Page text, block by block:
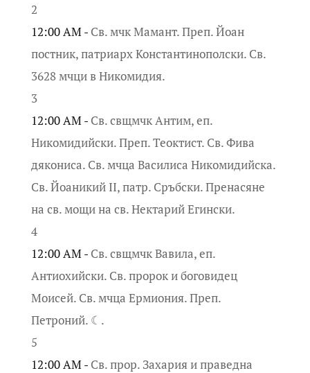
2
12:00 AM - Св. мчк Мамант. Преп. Йоан
постник, патриарх Константинополски. Св.
3628 мчци в Никомидия.
3
12:00 AM - Св. свщмчк Антим, еп.
Никомидийски. Преп. Теоктист. Св. Фива
дякониса. Св. мчца Василиса Никомидийска.
Св. Йоаникий II, патр. Сръбски. Пренасяне
на св. мощи на св. Нектарий Егински.
4
12:00 AM - Св. свщмчк Вавила, еп.
Антиохийски. Св. пророк и боговидец
Моисей. Св. мчца Ермиония. Преп.
Петроний. ☾.
5
12:00 AM - Св. прор. Захария и праведна